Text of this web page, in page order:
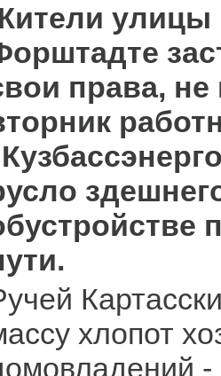
улицы
права,
хлопот
-